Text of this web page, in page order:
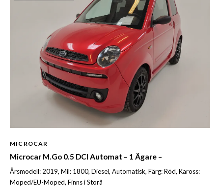
MICROCAR
Microcar M.Go 0.5 DCI Automat – 1 Ägare –
Årsmodell: 2019, Mil: 1800, Diesel, Automatisk, Färg: Röd, Kaross:
Moped/EU-Moped, Finns i Storå